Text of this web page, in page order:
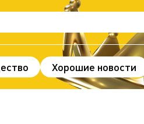
Хорошие новости
и факты